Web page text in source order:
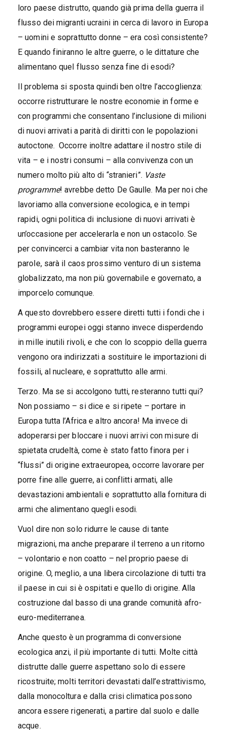
loro paese distrutto, quando già prima della guerra il
flusso dei migranti ucraini in cerca di lavoro in Europa
– uomini e soprattutto donne – era così consistente?
E quando finiranno le altre guerre, o le dittature che
alimentano quel flusso senza fine di esodi?
Il problema si sposta quindi ben oltre l’accoglienza:
occorre ristrutturare le nostre economie in forme e
con programmi che consentano l’inclusione di milioni
di nuovi arrivati a parità di diritti con le popolazioni
autoctone. Occorre inoltre adattare il nostro stile di
vita – e i nostri consumi – alla convivenza con un
numero molto più alto di “stranieri”. Vaste
programme! avrebbe detto De Gaulle. Ma per noi che
lavoriamo alla conversione ecologica, e in tempi
rapidi, ogni politica di inclusione di nuovi arrivati è
un’occasione per accelerarla e non un ostacolo. Se
per convincerci a cambiar vita non basteranno le
parole, sarà il caos prossimo venturo di un sistema
globalizzato, ma non più governabile e governato, a
imporcelo comunque.
A questo dovrebbero essere diretti tutti i fondi che i
programmi europei oggi stanno invece disperdendo
in mille inutili rivoli, e che con lo scoppio della guerra
vengono ora indirizzati a sostituire le importazioni di
fossili, al nucleare, e soprattutto alle armi.
Terzo. Ma se si accolgono tutti, resteranno tutti qui?
Non possiamo – si dice e si ripete – portare in
Europa tutta l’Africa e altro ancora! Ma invece di
adoperarsi per bloccare i nuovi arrivi con misure di
spietata crudeltà, come è stato fatto finora per i
“flussi” di origine extraeuropea, occorre lavorare per
porre fine alle guerre, ai conflitti armati, alle
devastazioni ambientali e soprattutto alla fornitura di
armi che alimentano quegli esodi.
Vuol dire non solo ridurre le cause di tante
migrazioni, ma anche preparare il terreno a un ritorno
– volontario e non coatto – nel proprio paese di
origine. O, meglio, a una libera circolazione di tutti tra
il paese in cui si è ospitati e quello di origine. Alla
costruzione dal basso di una grande comunità afro-
euro-mediterranea.
Anche questo è un programma di conversione
ecologica anzi, il più importante di tutti. Molte città
distrutte dalle guerre aspettano solo di essere
ricostruite; molti territori devastati dall’estrattivismo,
dalla monocoltura e dalla crisi climatica possono
ancora essere rigenerati, a partire dal suolo e dalle
acque.